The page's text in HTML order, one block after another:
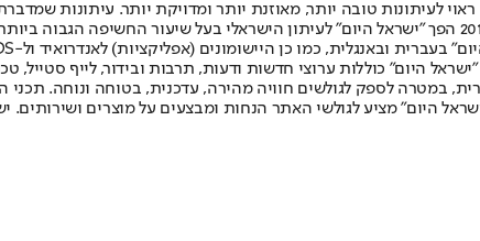
לעיתונות טובה יותר, מאוזנת יותר ומדויקת יותר. עיתונות
תשלום. המהדורה המודפסת הראשונה פורסמה ב-30 ביולי 2007, וב-2010 הפך "ישראל היום" לעיתון
היום" כוללות ערוצי חדשות ודעות, תרבות ובידור, לייף סטייל,
במטרה לספק לגולשים חוויה מהירה, עדכנית, בטוחה ונוחה.
היום" מציע לגולשי האתר הנחות ומבצעים על מוצרים ושירותים.